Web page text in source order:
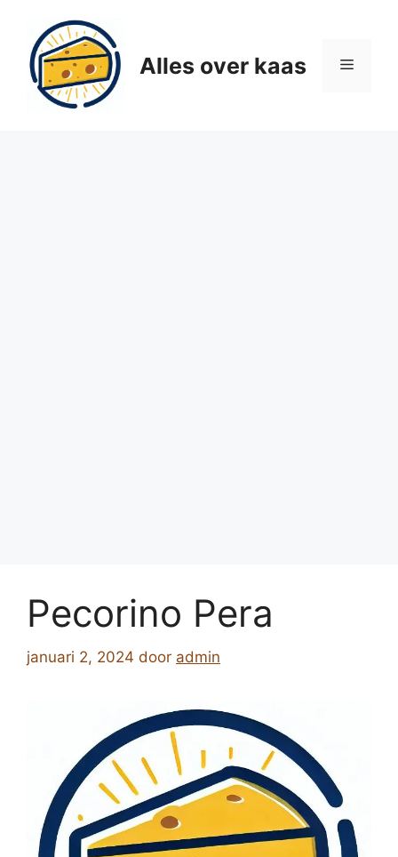
inhoud
Alles over kaas Menu
Pecorino Pera
januari 2, 2024 door admin